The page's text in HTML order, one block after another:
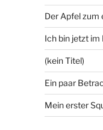
Der Apfel zum
Ich bin jetzt im
(kein Titel)
Ein paar
Mein erster